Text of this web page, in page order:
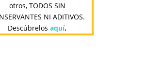
otros, TODOS SIN
NI ADITIVOS.
Descúbrelos aquí.